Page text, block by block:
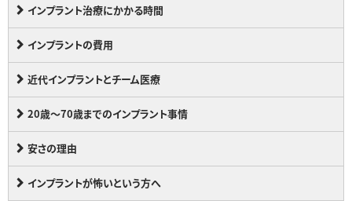
インプラント治療にかかる時間
インプラントの費用
近代インプラントとチーム医療
20歳～70歳までのインプラント事情
安さの理由
インプラントが怖いという方へ